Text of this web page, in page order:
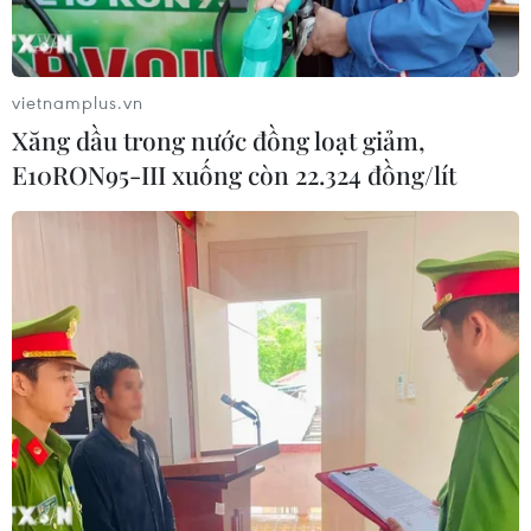
Hà Nội xét xử ổ nhóm 50 đối tượng tổ
chức sử dụng ma túy trong quán
karaoke
05/08/2026 09:38
Khởi tố người đàn ông xịt vòi cao áp
vào thợ tháo dỡ nhà sát vách
Khởi tố ca sĩ và giám đốc công ty giải
trí vì xâm phạm bản quyền trên
YouTube
05/08/2026 09:22
vietnamplus.vn
Xăng dầu trong nước đồng loạt giảm,
E10RON95-III xuống còn 22.324 đồng/lít